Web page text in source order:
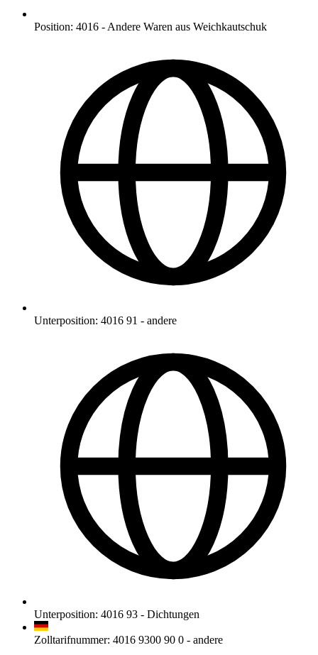
Position: 4016 - Andere Waren aus Weichkautschuk
Unterposition: 4016 91 - andere
Unterposition: 4016 93 - Dichtungen
Zolltarifnummer: 4016 9300 90 0 - andere